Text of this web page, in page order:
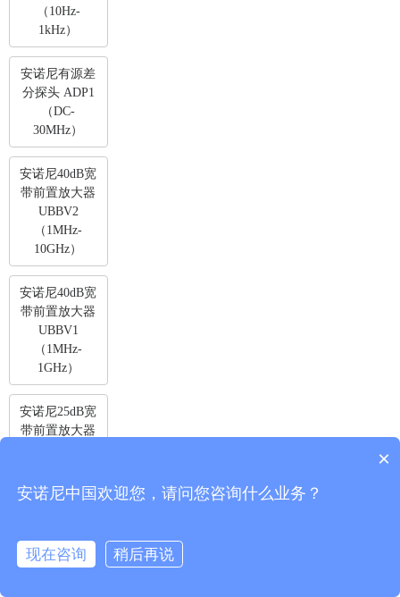
（10Hz-
1kHz）
安诺尼有源差
分探头 ADP1
（DC-
30MHz）
安诺尼40dB宽
带前置放大器
UBBV2
（1MHz-
10GHz）
安诺尼40dB宽
带前置放大器
UBBV1
（1MHz-
1GHz）
安诺尼25dB宽
带前置放大器
50MHz）
带前置放大器
UBBV NF 35
×
安诺尼中国欢迎您，请问您咨询什么业务？
现在咨询 稍后再说